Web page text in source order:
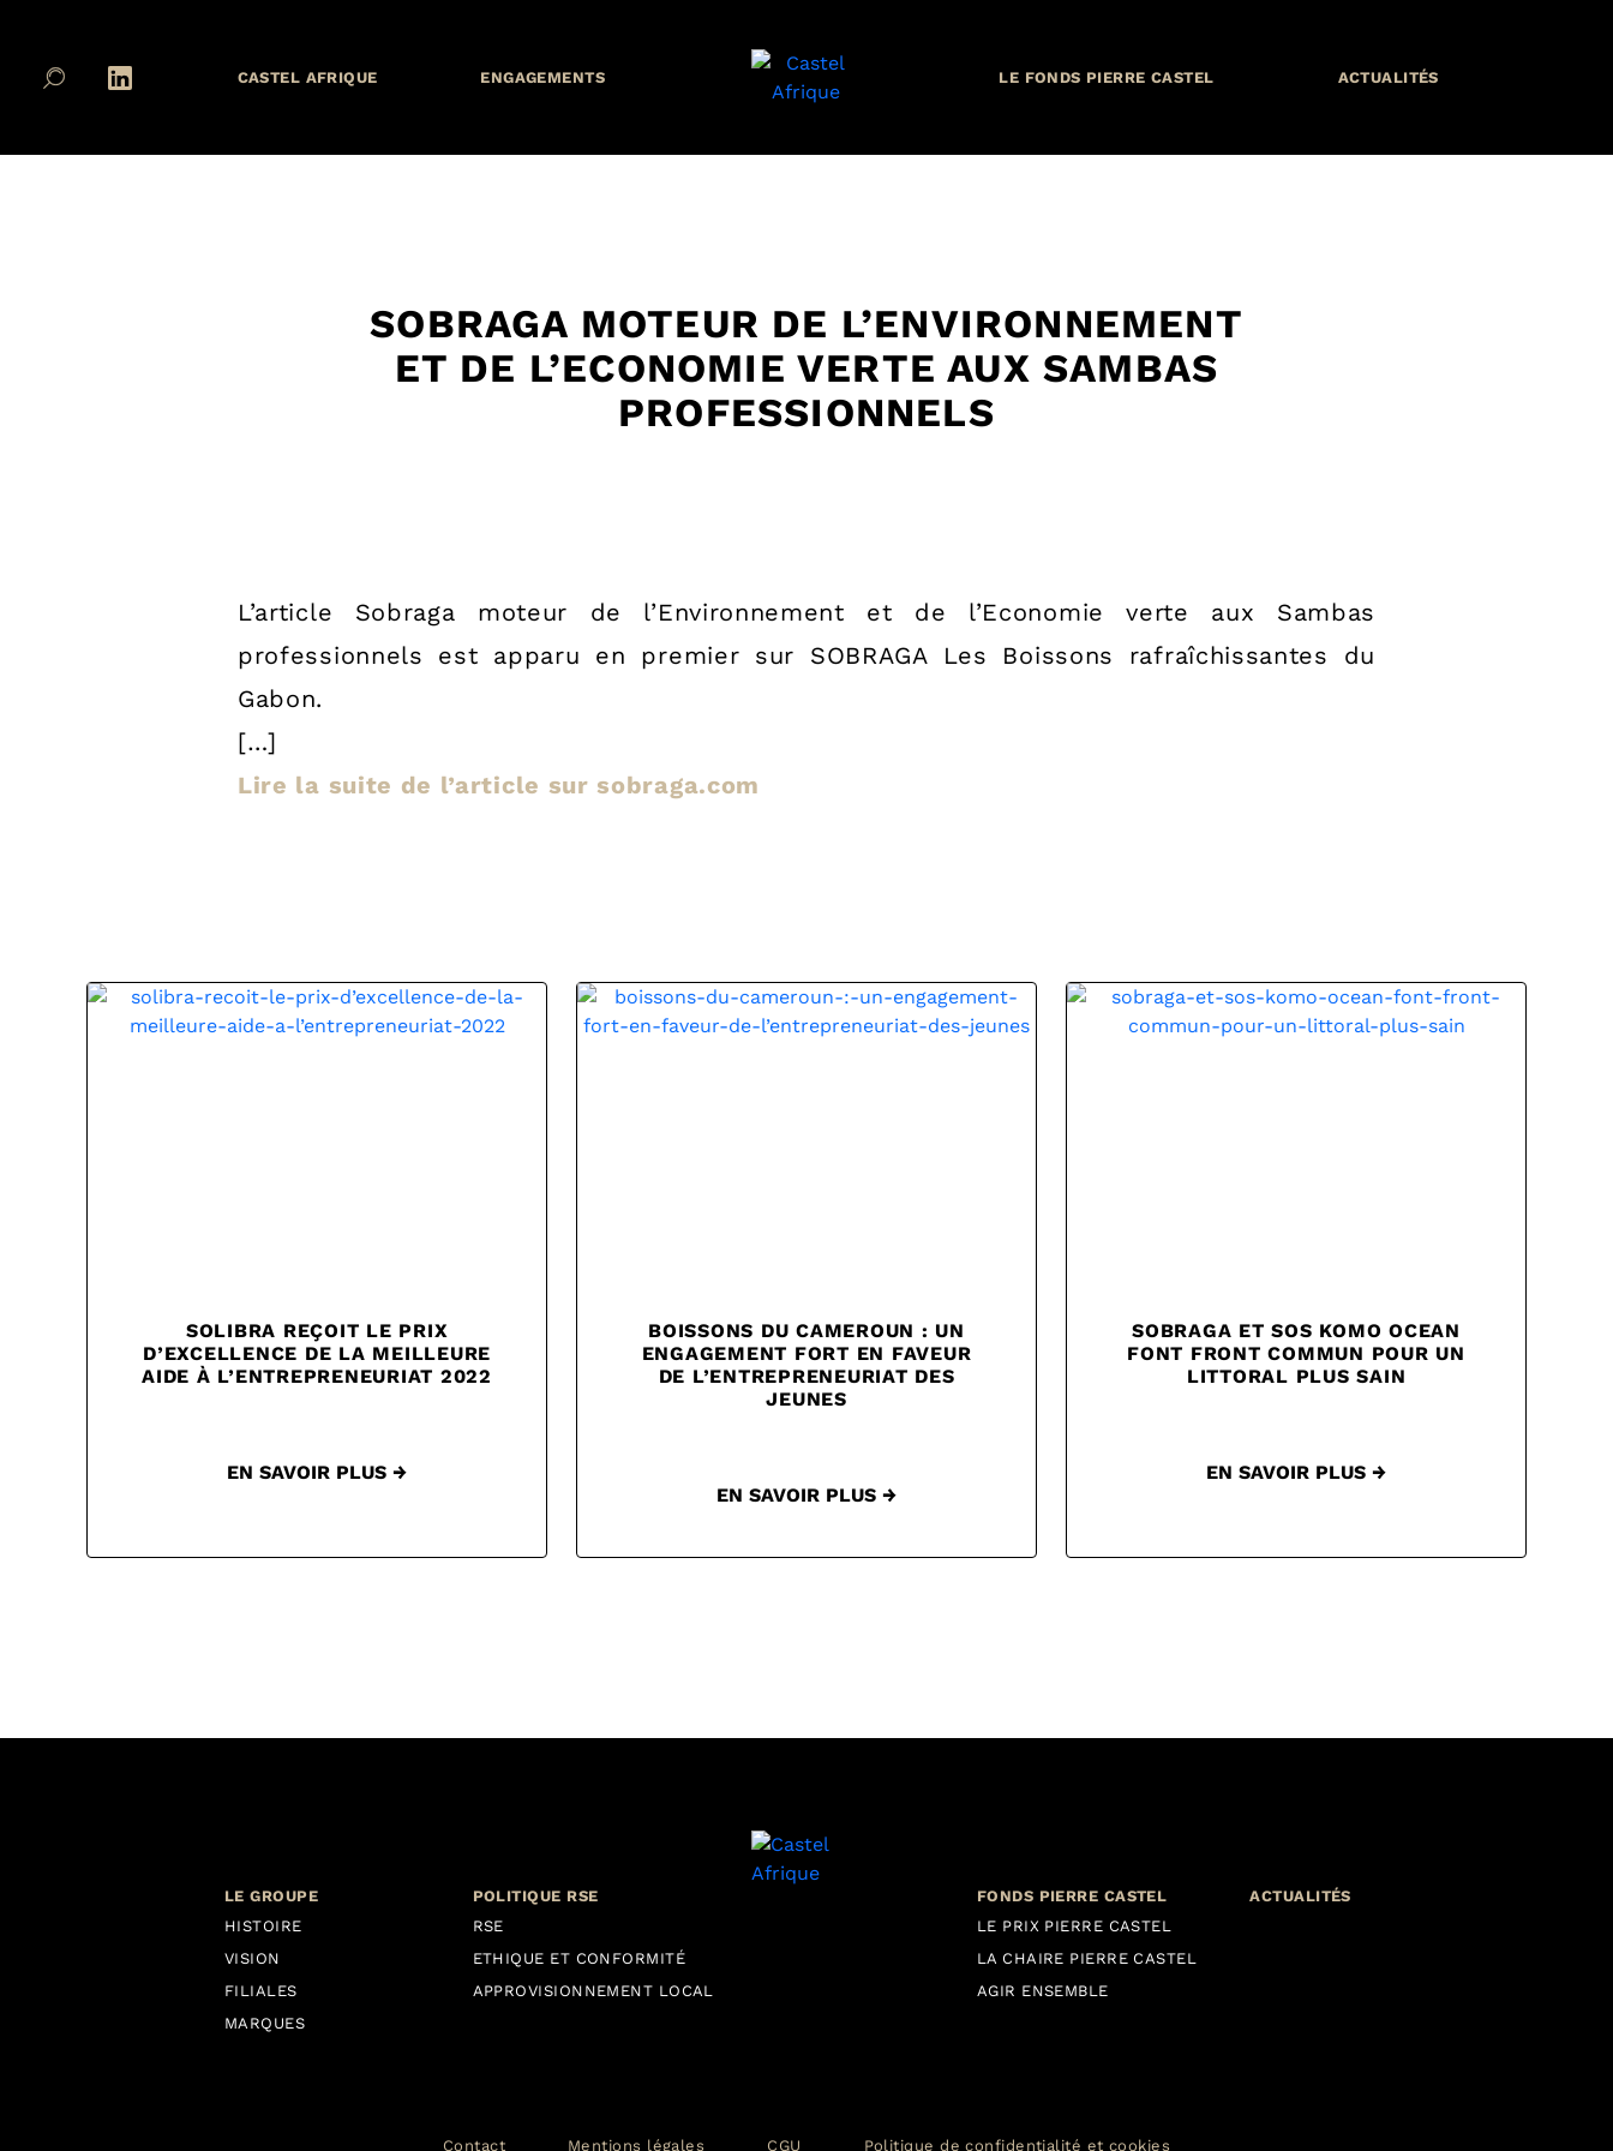
CASTEL AFRIQUE ENGAGEMENTS LE FONDS PIERRE CASTEL ACTUALITÉS
SOBRAGA MOTEUR DE L’ENVIRONNEMENT
ET DE L’ECONOMIE VERTE AUX SAMBAS
PROFESSIONNELS
L’article Sobraga moteur de l’Environnement et de l’Economie verte aux Sambas
professionnels est apparu en premier sur SOBRAGA Les Boissons rafraîchissantes du
Gabon.
[…]
Lire la suite de l’article sur sobraga.com
SOLIBRA REÇOIT LE PRIX
D’EXCELLENCE DE LA MEILLEURE
AIDE À L’ENTREPRENEURIAT 2022
EN SAVOIR PLUS →
BOISSONS DU CAMEROUN : UN
ENGAGEMENT FORT EN FAVEUR
DE L’ENTREPRENEURIAT DES
JEUNES
EN SAVOIR PLUS →
SOBRAGA ET SOS KOMO OCEAN
FONT FRONT COMMUN POUR UN
LITTORAL PLUS SAIN
EN SAVOIR PLUS →
LE GROUPE
HISTOIRE
VISION
FILIALES
MARQUES
POLITIQUE RSE
RSE
ETHIQUE ET CONFORMITÉ
APPROVISIONNEMENT LOCAL
FONDS PIERRE CASTEL
LE PRIX PIERRE CASTEL
LA CHAIRE PIERRE CASTEL
AGIR ENSEMBLE
ACTUALITÉS
Contact Mentions légales CGU Politique de confidentialité et cookies